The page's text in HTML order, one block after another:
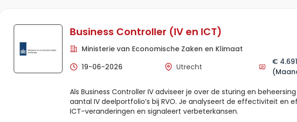
Business Controller (IV en ICT)
Ministerie van Economische Zaken en Klimaat
19-06-2026
Utrecht
€
Als Business Controller IV adviseer je over de sturing en
aantal IV deelportfolio’s bij RVO. Je analyseert de effectiviteit en
ICT-veranderingen en signaleert verbeterkansen.